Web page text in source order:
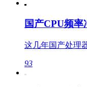
国产CPU频
这几年国产处理
93